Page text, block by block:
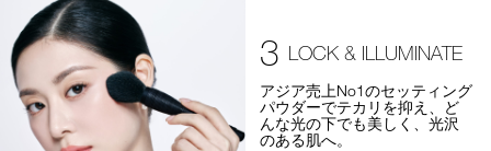
3 LOCK & ILLUMINATE
アジア売上No1のセッティング
パウダーでテカリを抑え、ど
んな光の下でも美しく、光沢
のある肌へ。